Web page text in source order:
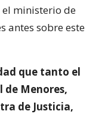
el ministerio de
antes sobre este
que tanto el
de Menores,
de Justicia,